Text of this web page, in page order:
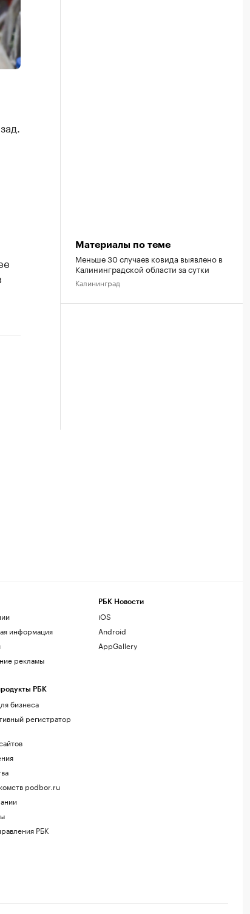
Материалы по теме
Меньше 30 случаев ковида выявлено в
Калининградской области за сутки
Калининград
информация
рекламы
РБК
бизнеса
регистратор
podbor.ru
РБК
РБК Новости
iOS
Android
AppGallery